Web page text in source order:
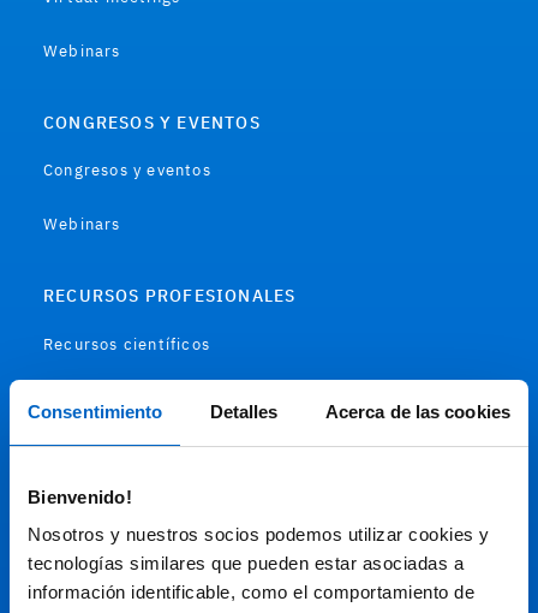
Consentimiento Detalles Acerca de las cookies
Bienvenido!
Nosotros y nuestros socios podemos utilizar cookies y
tecnologías similares que pueden estar asociadas a
información identificable, como el comportamiento de
Webinars
CONGRESOS Y EVENTOS
Congresos y eventos
Webinars
RECURSOS PROFESIONALES
Recursos científicos
Audiovisual
Espacio de Información Médica